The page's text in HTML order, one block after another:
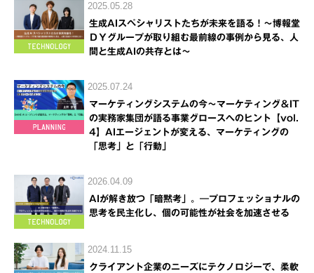
2025.05.28
生成AIスペシャリストたちが未来を語る！～博報堂
ＤＹグループが取り組む最前線の事例から見る、人
間と生成AIの共存とは～
2025.07.24
マーケティングシステムの今～マーケティング＆IT
の実務家集団が語る事業グロースへのヒント【vol.
4】AIエージェントが変える、マーケティングの
「思考」と「行動」
2026.04.09
AIが解き放つ「暗黙考」。―プロフェッショナルの
思考を民主化し、個の可能性が社会を加速させる
2024.11.15
クライアント企業のニーズにテクノロジーで、柔軟